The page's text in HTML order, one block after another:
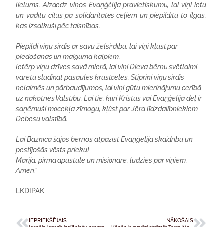
lielums. Aizdedz viņos Evaņģēlija pravietiskumu, lai viņi ietu
un vadītu citus pa solidaritātes ceļiem un piepildītu to ilgas,
kas izsalkuši pēc taisnības.
Piepildi viņu sirdis ar savu žēlsirdību, lai viņi kļūst par
piedošanas un maiguma kalpiem.
Ietērp viņu dzīves savā mierā, lai viņi Dieva bērnu svētlaimi
varētu sludināt pasaules krustcelēs. Stiprini viņu sirdis
nelaimēs un pārbaudījumos, lai viņi gūtu mierinājumu cerībā
uz nākotnes Valstību. Lai tie, kuri Kristus vai Evaņģēlija dēļ ir
saņēmuši mocekļa zīmogu, kļūst par Jēra līdzdalībniekiem
Debesu valstībā.
Lai Baznīca šajos bērnos atpazīst Evaņģēlija skaidrību un
pestījošās vēsts prieku!
Marija, pirmā apustule un misionāre, lūdzies par viņiem.
Amen.”
LKDIPAK
IEPRIEKŠĒJAIS NĀKOŠAIS